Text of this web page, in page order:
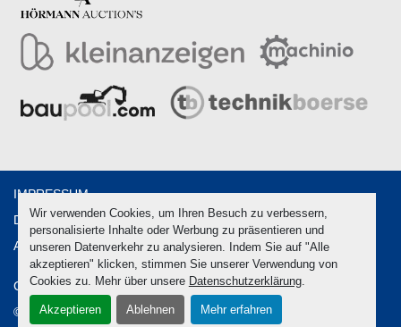
Wir verwenden Cookies, um Ihren Besuch zu verbessern,
personalisierte Inhalte oder Werbung zu präsentieren und
unseren Datenverkehr zu analysieren. Indem Sie auf "Alle
akzeptieren" klicken, stimmen Sie unserer Verwendung von
Cookies zu. Mehr über unsere Datenschutzerklärung.
Akzeptieren Ablehnen Mehr erfahren
Cookie-Einstellungen
© Copyright 2026 Hörmann Verwertungen GmbH & Co. KG
IMPRESSUM
DATENSCHUTZ
AGB